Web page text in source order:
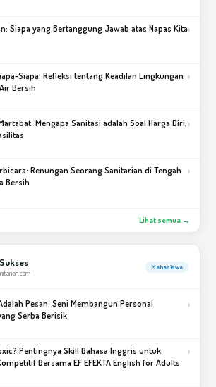
Siapa yang Bertanggung Jawab atas Napas Kita›
Siapa: Refleksi tentang Keadilan Lingkungan
Bersih
›
Mengapa Sanitasi adalah Soal Harga Diri,›
Renungan Seorang Sanitarian di Tengah
Bersih
›
Lihat semua →
Mahasiswa
Pesan: Seni Membangun Personal
Serba Berisik
›
Pentingnya Skill Bahasa Inggris untuk
Bertahan di Era Kompetitif Bersama EF EFEKTA English for Adults
›